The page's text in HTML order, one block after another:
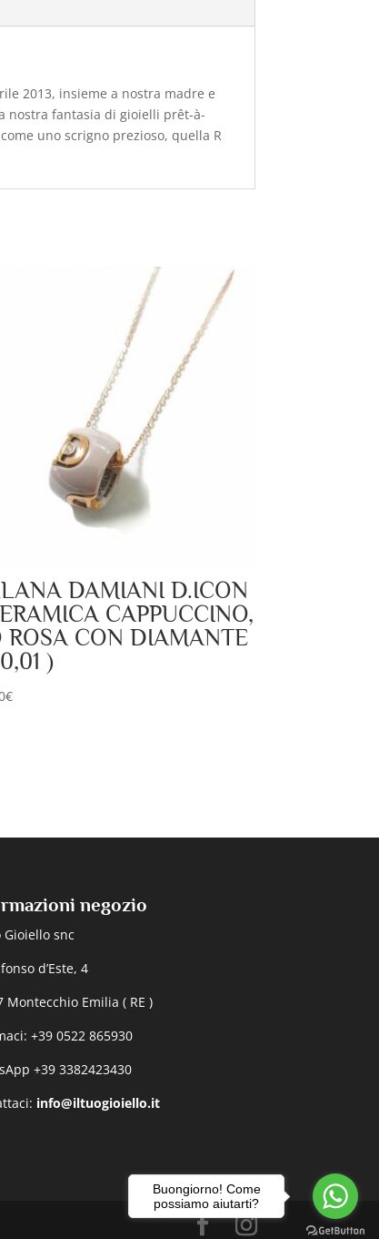
2013, insieme a nostra madre e
nostra fantasia di gioielli prêt-à-
uno scrigno prezioso, quella R
DAMIANI D.ICON
CAPPUCCINO,
ROSA CON DIAMANTE
)
€
negozio
Gioiello snc
d’Este, 4
Montecchio Emilia ( RE )
+39 0522 865930
+39 3382423430
info@iltuogioiello.it
Buongiorno! Come
possiamo aiutarti?